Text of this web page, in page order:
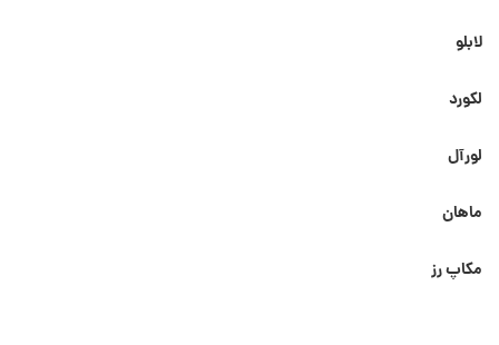
لابلو
لکورد
لورآل
ماهان
مکاپ رز